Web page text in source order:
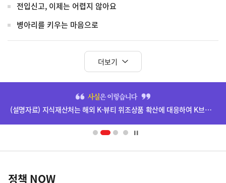
전입신고, 이제는 어렵지 않아요
병아리를 키우는 마음으로
더보기
배
영
(설명자료) 지식재산처는 해외 K-뷰티 위조상품 확산에 대응하여 K브랜드 정부인증, 유통차단, 국제공조까지 K-브랜드 보호를 강화하고 있습니다.
책
정책 NOW